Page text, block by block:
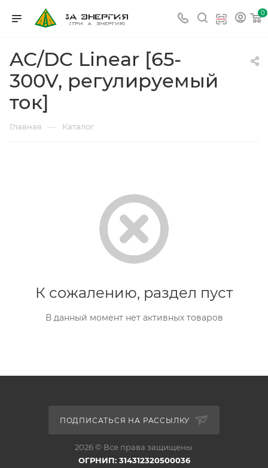
0
AC/DC Linear [65-
300V, регулируемый
ток]
Главная — Каталог
К сожалению, раздел пуст
В данный момент нет активных товаров
ПОДПИСАТЬСЯ НА РАССЫЛКУ
2026 © Все права защищены.
ОГРНИП: 314312320500036